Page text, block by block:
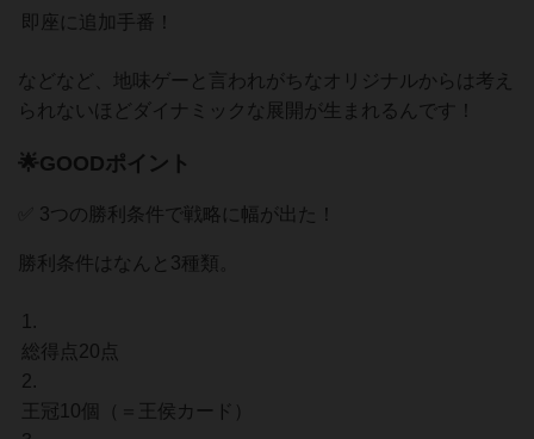
即座に追加手番！
などなど、地味ゲーと言われがちなオリジナルからは考え
られないほどダイナミックな展開が生まれるんです！
🌟GOODポイント
✅ 3つの勝利条件で戦略に幅が出た！
勝利条件はなんと3種類。
総得点20点
王冠10個（＝王侯カード）